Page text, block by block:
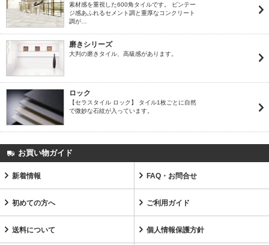
素材感を重視した600角タイルです。 ビンテー
ジ感あふれるセメント調と重厚なコンクリート
調が…
磨きシリーズ
大判の磨きタイル、高級感があります。
ロック
【セラスタイル ロック】 タイル1枚ごとに自然
で微妙な石紋が入っています。
お買い物ガイド
新着情報 FAQ・お問合せ
初めての方へ ご利用ガイド
送料について 個人情報保護方針